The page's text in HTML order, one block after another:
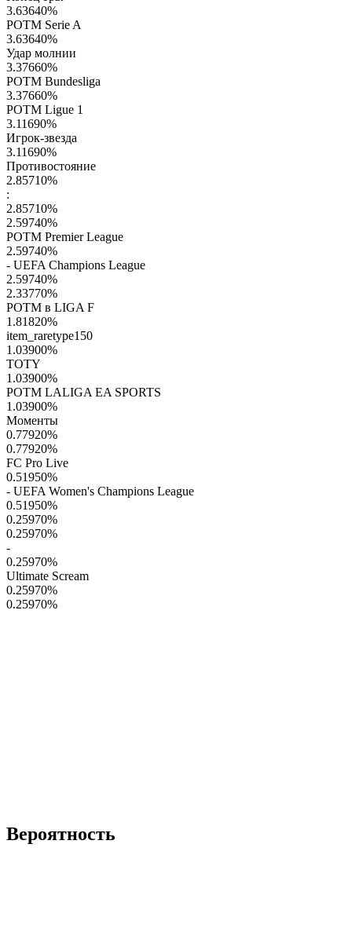
3.63640%
POTM Serie A
3.63640%
Удар молнии
3.37660%
POTM Bundesliga
3.37660%
POTM Ligue 1
3.11690%
Игрок-звезда
3.11690%
Противостояние
2.85710%
:
2.85710%
2.59740%
POTM Premier League
2.59740%
- UEFA Champions League
2.59740%
2.33770%
POTM в LIGA F
1.81820%
item_raretype150
1.03900%
TOTY
1.03900%
POTM LALIGA EA SPORTS
1.03900%
Моменты
0.77920%
0.77920%
FC Pro Live
0.51950%
- UEFA Women's Champions League
0.51950%
0.25970%
0.25970%
-
0.25970%
Ultimate Scream
0.25970%
0.25970%
Вероятность